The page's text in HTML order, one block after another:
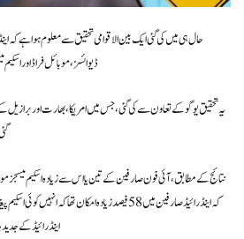
حال ہی میں کی گئی ایک بین الاقوامی تحقیق سے معلوم ہوا ہے کہ
ڈیوائسز، موبائل فراڈ اور
یہ تحقیق یوگو کے تعاون سے کی گئی، جس میں امریکا، بھارت اور
کہ اینڈرائیڈ صارفین میں 58 فیصد زیادہ امکان تھا
اینڈرائیڈ کے